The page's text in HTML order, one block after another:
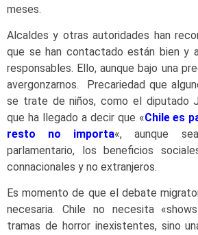
meses.
Alcaldes y otras autoridades han
que se han contactado están bien y
responsables. Ello, aunque bajo una
avergonzarnos. Precariedad que
se trate de niños, como el diputado
que ha llegado a decir que «Chile es
resto no importa«, aunque
parlamentario, los beneficios
connacionales y no extranjeros.
Es momento de que el debate
necesaria. Chile no necesita
tramas de horror inexistentes, sino